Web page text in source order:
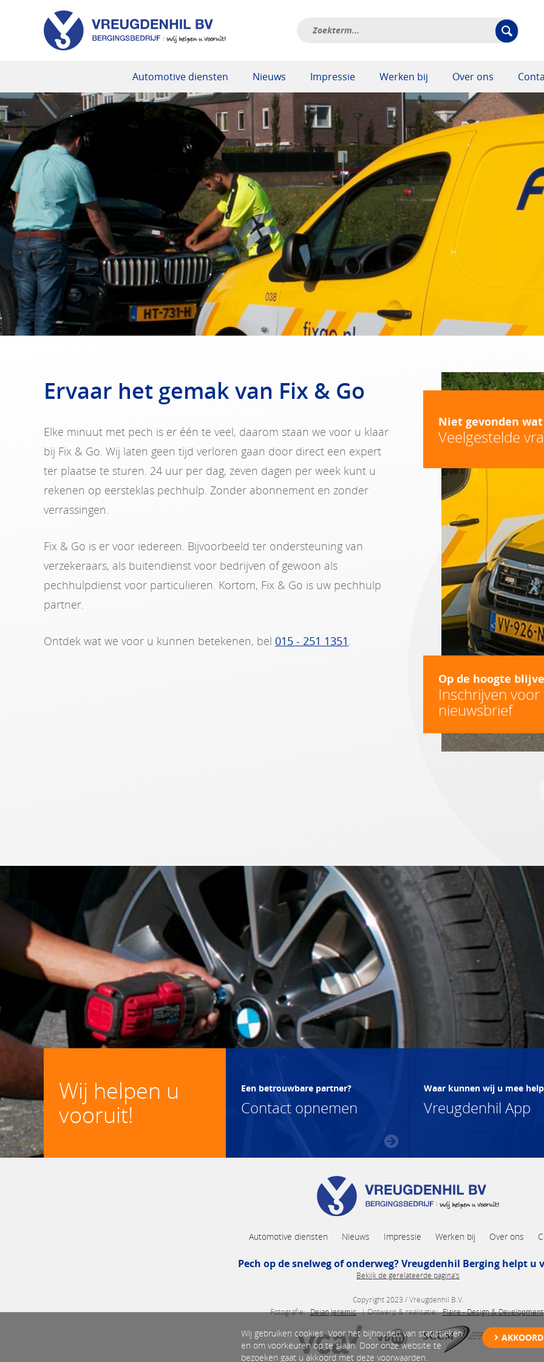
Automotive diensten Nieuws Impressie Werken bij Over ons
Ervaar het gemak van Fix & Go
Elke minuut met pech is er één te veel, daarom staan we voor u klaar
bij Fix & Go. Wij laten geen tijd verloren gaan door direct een expert
ter plaatse te sturen. 24 uur per dag, zeven dagen per week kunt u
rekenen op eersteklas pechhulp. Zonder abonnement en zonder
verrassingen.
Fix & Go is er voor iedereen. Bijvoorbeeld ter ondersteuning van
verzekeraars, als buitendienst voor bedrijven of gewoon als
pechhulpdienst voor particulieren. Kortom, Fix & Go is uw pechhulp
partner.
Ontdek wat we voor u kunnen betekenen, bel 015 - 251 1351.
Niet gevonden
Veelgestelde
Op de hoogte
Inschrijven voor
nieuwsbrief
Wij helpen u
vooruit!
Een betrouwbare partner?
Contact opnemen
Waar kunnen wij u mee
Vreugdenhil App
Automotive diensten Nieuws Impressie Werken bij Over ons
Pech op de snelweg of onderweg? Vreugdenhil Berging helpt u
Bekijk de gerelateerde pagina's
Copyright 2023 / Vreugdenhil B.V.
Fotografie: Dejan Jeremic | Ontwerp & realisatie: Flaire - Design & Development
Wij gebruiken cookies. Voor het bijhouden van statistieken
en om voorkeuren op te slaan. Door onze website te
bezoeken gaat u akkoord met deze voorwaarden.
AKKOORD